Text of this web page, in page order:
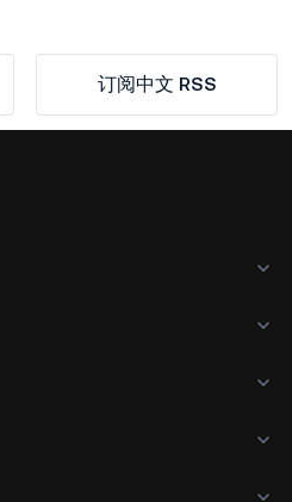
订阅中文 RSS